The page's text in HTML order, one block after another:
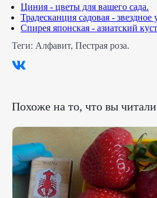
Циния - цветы для вашего сада.
Традесканция садовая -
Спирея японская - азиатский
Теги: Алфавит, Пестрая роза.
Похоже на то, что вы читали